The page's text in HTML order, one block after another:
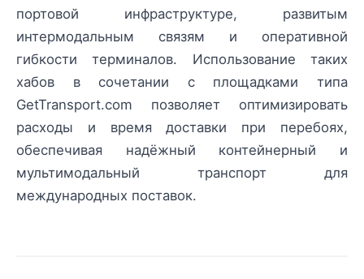
портовой инфраструктуре, развитым
интермодальным связям и оперативной
гибкости терминалов. Использование таких
хабов в сочетании с площадками типа
GetTransport.com позволяет оптимизировать
расходы и время доставки при перебоях,
обеспечивая надёжный контейнерный и
мультимодальный транспорт для
международных поставок.